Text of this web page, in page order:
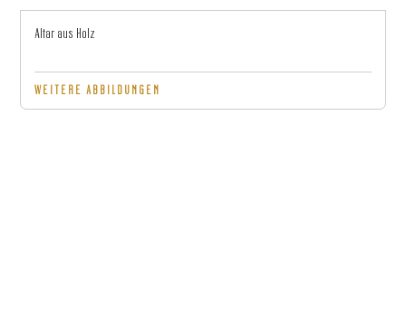
Altar aus Holz
WEITERE ABBILDUNGEN